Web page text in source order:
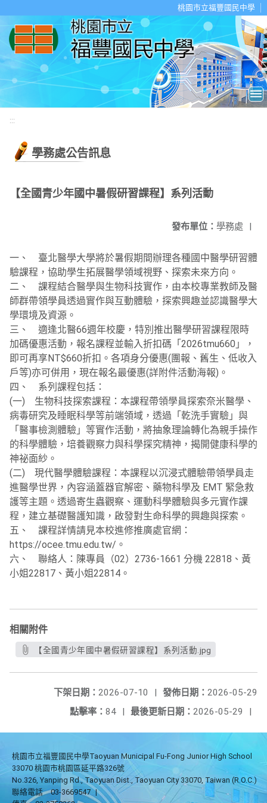
桃園市立福豐國民中學
:::
學務處公告訊息
【全國青少年國中暑假研習課程】系列活動
發布單位： 學務處 |
一、 臺北醫學大學將於暑假期間辦理各種國中醫學研習體
驗課程，協助學生拓展醫學領域視野、探索未來方向。
二、 課程結合醫學與生物科技實作，由本校專業教師及醫
師群帶領學員透過實作與互動體驗，探索興趣並認識醫學大
學環境及資源。
三、 適逢北醫66週年校慶，特別推出醫學研習課程限時
加碼優惠活動，報名課程並輸入折扣碼「2026tmu660」，
即可再享NT$660折扣。各項身分優惠(團報、舊生、低收入
戶等)亦可併用，現在報名最優惠(詳附件活動海報)。
四、 系列課程包括：
(一) 生物科技探索課程：本課程帶領學員探索奈米醫學、
病毒研究及睡眠科學等前端領域，透過「乾洗手實驗」與
「醫事檢測體驗」等實作活動，將抽象理論轉化為親手操作
的科學體驗，培養觀察力與科學探究精神，揭開健康科學的
神祕面紗。
(二) 現代醫學體驗課程：本課程以沉浸式體驗帶領學員走
進醫學世界，內容涵蓋器官解密、藥物科學及 EMT 緊急救
護等主題。透過寄生蟲觀察、運動科學體驗與多元實作課
程，建立基礎醫護知識，啟發對生命科學的興趣與探索。
五、 課程詳情請見本校進修推廣處官網：
https://ocee.tmu.edu.tw/。
六、 聯絡人：陳專員（02）2736-1661 分機 22818、黃
小姐22817、黃小姐22814。
相關附件
【全國青少年國中暑假研習課程】系列活動.jpg
發佈日期： 2026-05-29
下架日期： 2026-07-10
|
最後更新日期： 2026-05-29 |
點擊率： 84 |
桃園市立福豐國民中學Taoyuan Municipal Fu-Fong Junior High School
33070 桃園市桃園區延平路326號
No.326, Yanping Rd., Taoyuan Dist., Taoyuan City 33070, Taiwan (R.O.C.)
聯絡電話
03-3669547 |